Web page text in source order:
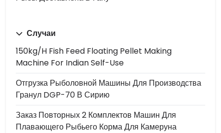
Случаи
150kg/h Fish Feed Floating Pellet Making
Machine For Indian Self-Use
Отгрузка Рыболовной Машины Для Производства
Гранул DGP-70 В Сирию
Заказ Повторных 2 Комплектов Машин Для
Плавающего Рыбьего Корма Для Камеруна